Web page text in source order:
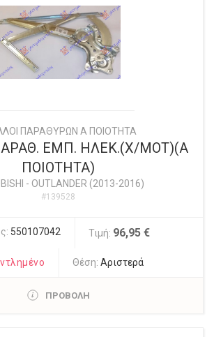
ΠΑΡΑΘΥΡΩΝ Α ΠΟΙΟΤΗΤΑ
ΕΜΠ. ΗΛΕΚ.(Χ/ΜΟΤ)(Α
ΠΟΙΟΤΗΤΑ)
- OUTLANDER (2013-2016)
#139528
550107042 Τιμή: 96,95 €
Θέση:Αριστερά
ΠΡΟΒΟΛΗ